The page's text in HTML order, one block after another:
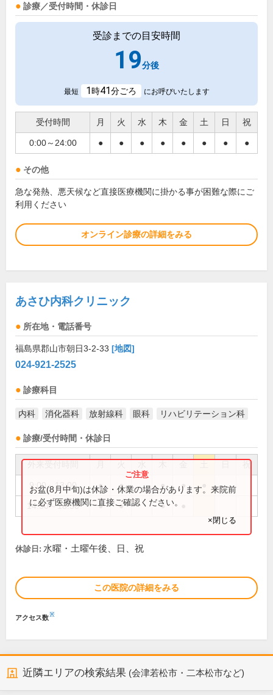
診療／受付時間・休診日
受診までの目安時間
19分後
最短 1時41分ごろ にお呼びいたします
受付時間 月 火 水 木 金 土 日 祝
0:00～24:00 ● ● ● ● ● ● ● ●
その他
急な発熱、悪天候など直接医療機関に掛かる事が困難な際にご
利用ください
オンライン診療の詳細をみる
あさひ内科クリニック
所在地・電話番号
福島県郡山市朝日3-2-33 [地図]
024-921-2525
診療科目
内科 消化器科 放射線科 眼科 リハビリテーション科
診療/受付時間・休診日
祝
9:00～13:00 ● ● ● ●
14:30～18:30 ● ● ●
お盆(8月中旬)は休診・休業の場合があります。来院前
に必ず医療機関に直接ご確認ください。
×閉じる
休診日: 水曜・土曜午後、日、祝
この医院の詳細をみる
アクセス数※
近隣エリアの検索結果 (会津若松市・二本松市など)